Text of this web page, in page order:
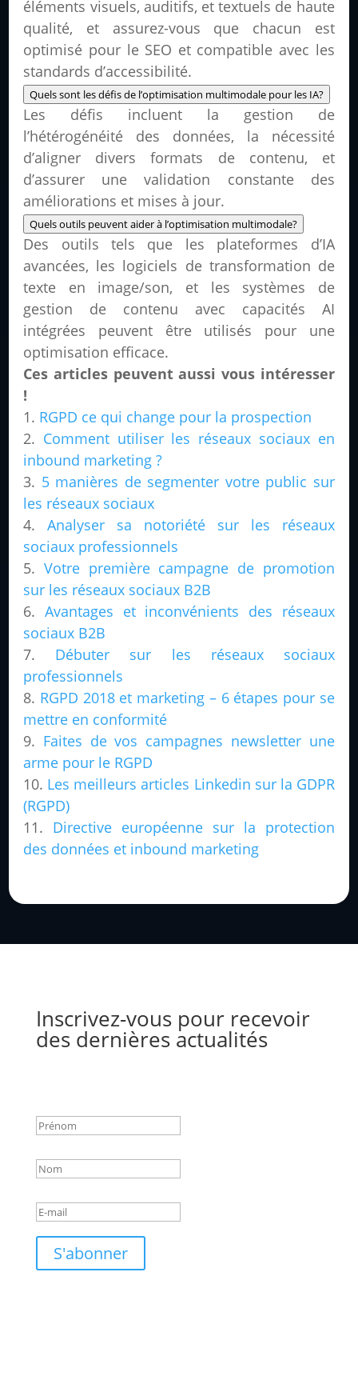
éléments visuels, auditifs, et textuels de haute
qualité, et assurez-vous que chacun est
optimisé pour le SEO et compatible avec les
standards d’accessibilité.
Quels sont les défis de l’optimisation multimodale pour les IA?
Les défis incluent la gestion de
l’hétérogénéité des données, la nécessité
d’aligner divers formats de contenu, et
d’assurer une validation constante des
améliorations et mises à jour.
Quels outils peuvent aider à l’optimisation multimodale?
Des outils tels que les plateformes d’IA
avancées, les logiciels de transformation de
texte en image/son, et les systèmes de
gestion de contenu avec capacités AI
intégrées peuvent être utilisés pour une
optimisation efficace.
Ces articles peuvent aussi vous intéresser
!
RGPD ce qui change pour la prospection
Comment utiliser les réseaux sociaux en
inbound marketing ?
5 manières de segmenter votre public sur
les réseaux sociaux
Analyser sa notoriété sur les réseaux
sociaux professionnels
Votre première campagne de promotion
sur les réseaux sociaux B2B
Avantages et inconvénients des réseaux
sociaux B2B
Débuter sur les réseaux sociaux
professionnels
RGPD 2018 et marketing – 6 étapes pour se
mettre en conformité
Faites de vos campagnes newsletter une
arme pour le RGPD
Les meilleurs articles Linkedin sur la GDPR
(RGPD)
Directive européenne sur la protection
des données et inbound marketing
Inscrivez-vous pour recevoir
des dernières actualités
S'abonner